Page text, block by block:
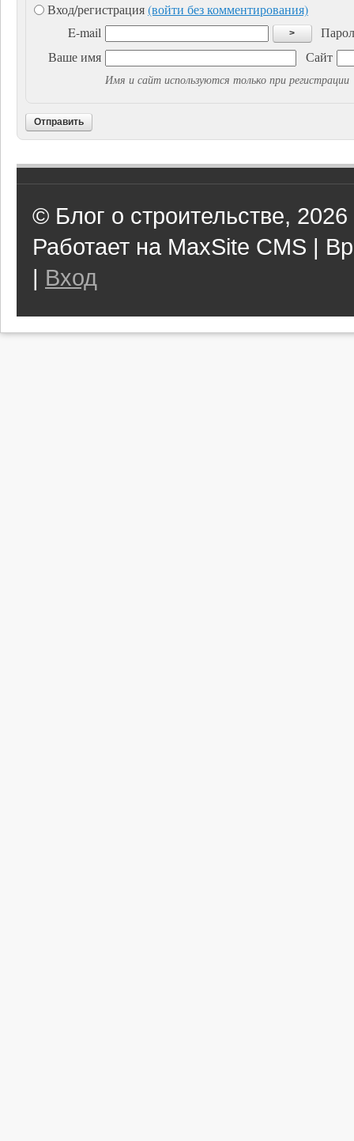
Вход/регистрация(войти без комментирования)
E-mail
>
Ваше имя
Сайт
Имя и сайт используются только при регистрации
Отправить
© Блог о строительстве, 2026
Работает на MaxSite CMS |
| Вход